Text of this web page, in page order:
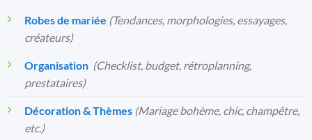
Robes de mariée (Tendances, morphologies, essayages,
créateurs)
Organisation️ (Checklist, budget, rétroplanning,
prestataires)
Décoration & Thèmes (Mariage bohème, chic, champêtre,
etc.)